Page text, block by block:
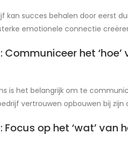
kan succes behalen door eerst
emotionele connectie
Communiceer het
is het belangrijk om te
vertrouwen opbouwen bij zijn
Focus op het ‘wat’ van